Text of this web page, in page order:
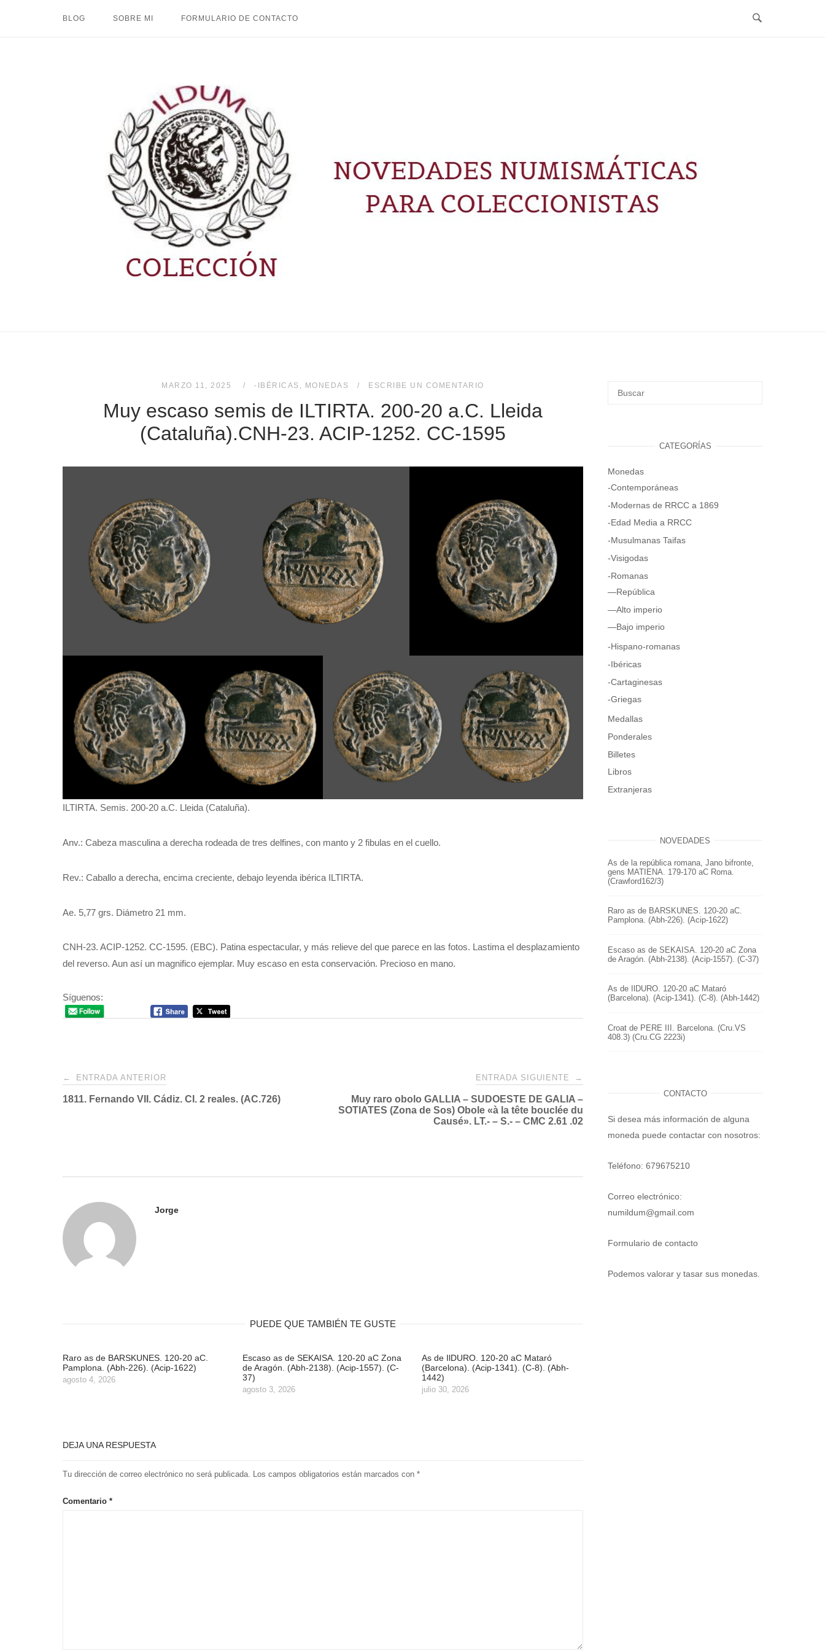
BLOG SOBRE MI FORMULARIO DE CONTACTO
MARZO 11, 2025 -IBÉRICAS , MONEDAS ESCRIBE UN COMENTARIO
Muy escaso semis de ILTIRTA. 200-20 a.C. Lleida
(Cataluña).CNH-23. ACIP-1252. CC-1595
ILTIRTA. Semis. 200-20 a.C. Lleida (Cataluña).
Anv.: Cabeza masculina a derecha rodeada de tres delfines, con manto y 2 fibulas en el cuello.
Rev.: Caballo a derecha, encima creciente, debajo leyenda ibérica ILTIRTA.
Ae. 5,77 grs. Diámetro 21 mm.
CNH-23. ACIP-1252. CC-1595. (EBC). Patina espectacular, y más relieve del que parece en las fotos. Lastima el desplazamiento
del reverso. Aun así un magnifico ejemplar. Muy escaso en esta conservación. Precioso en mano.
Síguenos:
Navegación
de
← ENTRADA ANTERIOR
1811. Fernando VII. Cádiz. CI. 2 reales. (AC.726)
ENTRADA SIGUIENTE →
Muy raro obolo GALLIA – SUDOESTE DE GALIA –
SOTIATES (Zona de Sos) Obole «à la tête bouclée du
Causé». LT.- – S.- – CMC 2.61 .02
Jorge
PUEDE QUE TAMBIÉN TE GUSTE
Raro as de BARSKUNES. 120-20 aC.
Pamplona. (Abh-226). (Acip-1622)
agosto 4, 2026
Escaso as de SEKAISA. 120-20 aC Zona
de Aragón. (Abh-2138). (Acip-1557). (C-
37)
agosto 3, 2026
As de IlDURO. 120-20 aC Mataró
(Barcelona). (Acip-1341). (C-8). (Abh-
1442)
julio 30, 2026
DEJA UNA RESPUESTA
Tu dirección de correo electrónico no será publicada. Los campos obligatorios están marcados con *
Comentario *
CATEGORÍAS
Monedas
-Contemporáneas
-Modernas de RRCC a 1869
-Edad Media a RRCC
-Musulmanas Taifas
-Visigodas
-Romanas
—República
—Alto imperio
—Bajo imperio
-Hispano-romanas
-Ibéricas
-Cartaginesas
-Griegas
Medallas
Ponderales
Billetes
Libros
Extranjeras
NOVEDADES
As de la república romana, Jano bifronte,
gens MATIENA. 179-170 aC Roma.
(Crawford162/3)
Raro as de BARSKUNES. 120-20 aC.
Pamplona. (Abh-226). (Acip-1622)
Escaso as de SEKAISA. 120-20 aC Zona
de Aragón. (Abh-2138). (Acip-1557). (C-37)
As de IlDURO. 120-20 aC Mataró
(Barcelona). (Acip-1341). (C-8). (Abh-1442)
Croat de PERE III. Barcelona. (Cru.VS
408.3) (Cru.CG 2223i)
CONTACTO
Si desea más información de alguna
moneda puede contactar con nosotros:
Teléfono: 679675210
Correo electrónico:
numildum@gmail.com
Formulario de contacto
Podemos valorar y tasar sus monedas.